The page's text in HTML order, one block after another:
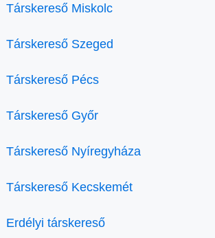
Társkereső Miskolc
Társkereső Szeged
Társkereső Pécs
Társkereső Győr
Társkereső Nyíregyháza
Társkereső Kecskemét
Erdélyi társkereső